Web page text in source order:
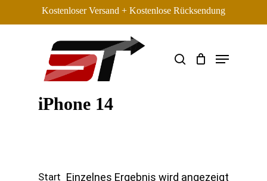
to
Kostenloser Versand + Kostenlose Rücksendung
Search
search Menu
iPhone 14
Einzelnes Ergebnis wird angezeigt
Start